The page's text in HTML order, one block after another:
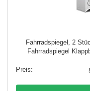
Fahrradspiegel, 2
Fahrradspiegel